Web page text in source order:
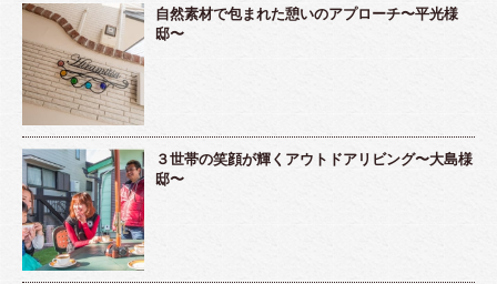
自然素材で包まれた憩いのアプローチ〜平光様
邸〜
３世帯の笑顔が輝くアウトドアリビング〜大島様
邸〜